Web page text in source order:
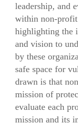
leadership, and
within non-profit
highlighting the
and vision to
by these
safe space for
drawn is that
mission of
evaluate each
mission and its